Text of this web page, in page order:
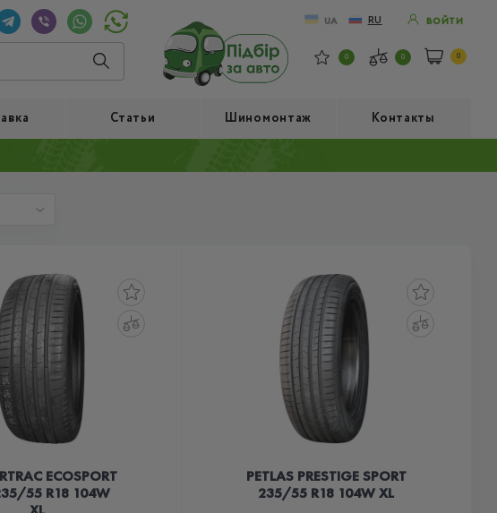
UA RU ВОЙТИ
0 0 0
Статьи Шиномонтаж Контакты
ECOSPORT
55 R18 104W
PETLAS PRESTIGE SPORT
235/55 R18 104W XL